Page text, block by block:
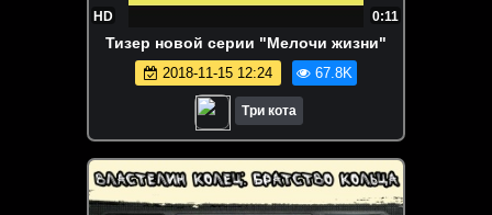
HD 0:11
Тизер новой серии "Мелочи жизни"
2018-11-15 12:24 67.8K
Три кота